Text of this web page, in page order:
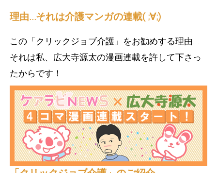
理由…それは介護マンガの連載( ;∀;)
この「クリックジョブ介護」をお勧めする理由…
それは私、広大寺源太の漫画連載を許して下さっ
たからです！